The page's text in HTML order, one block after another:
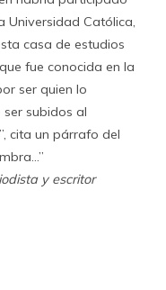
Universidad Católica,
casa de estudios
fue conocida en la
ser quien lo
subidos al
cita un párrafo del
y escritor